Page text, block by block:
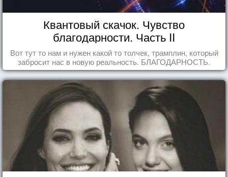
Квантовый скачок. Чувство
благодарности. Часть II
Вот тут то нам и нужен какой то толчек, трамплин, который
забросит нас в новую реальность. БЛАГОДАРНОСТЬ.